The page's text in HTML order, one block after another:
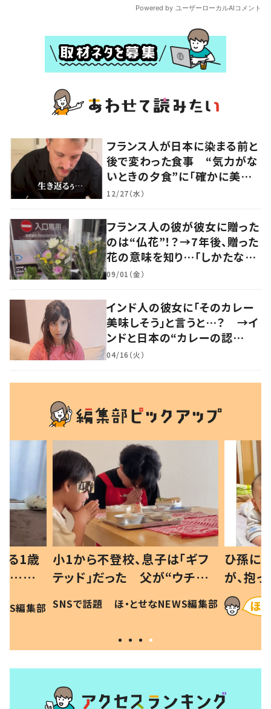
フランス人が日本に染まる前と
後で変わった食事 “気力がな
いときの夕食”に「確かに美味
い」「分かってくれるの嬉しい」
12/27（水）
フランス人の彼が彼女に贈った
のは“仏花”！？→7年後、贈った
花の意味を知り…「しかたな
い」「気持ちが大事」
09/01（金）
インド人の彼女に「そのカレー
美味しそう」と言うと…？ →イ
ンドと日本の“カレーの認
識”に驚きの声！
04/16（火）
る1歳
…母
現行
編集部
小1から不登校、息子は「ギフ
テッド」だった 父が“ウチ給
食”を作り続ける理由とは #令
和の親 #令和の子
SNSで話題 ほ・とせなNEWS編集部
ひ孫に
が、抱
に「涙
方ない」